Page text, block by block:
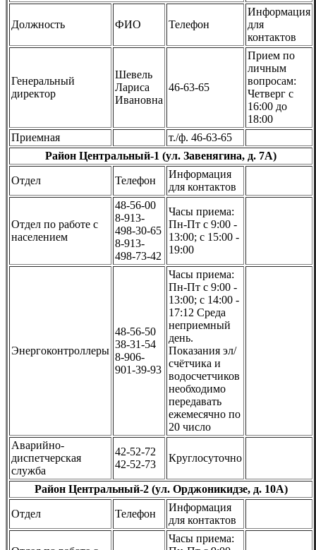
Должность ФИО Телефон
Информация
для
контактов
Генеральный
директор
Шевель
Лариса
Ивановна
46-63-65
Прием по
личным
вопросам:
Четверг с
16:00 до
18:00
Приемная
т./ф. 46-63-65
Район Центральный-1 (ул. Завенягина, д. 7А)
Отдел Телефон
Информация
для контактов
Отдел по работе с
населением
48-56-00
8-913-
498-30-65
8-913-
498-73-42
Часы приема:
Пн-Пт с 9:00 -
13:00; с 15:00 -
19:00
Энергоконтроллеры
48-56-50
38-31-54
8-906-
901-39-93
Часы приема:
Пн-Пт с 9:00 -
13:00; с 14:00 -
17:12 Среда
неприемный
день.
Показания эл/
счётчика и
водосчетчиков
необходимо
передавать
ежемесячно по
20 число
Аварийно-
диспетчерская
служба
42-52-72
42-52-73
Круглосуточно
Район Центральный-2 (ул. Орджоникидзе, д. 10А)
Отдел Телефон
Информация
для контактов
Часы приема: